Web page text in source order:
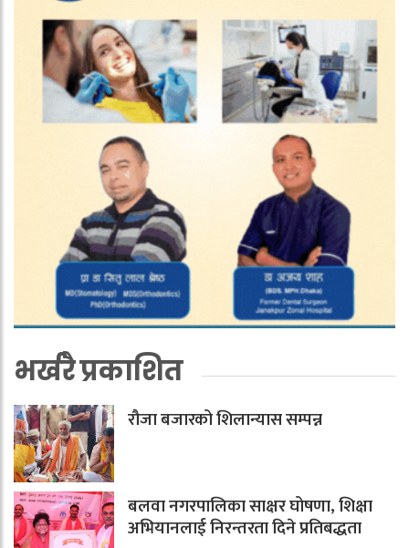
भर्खरै प्रकाशित
रौजा बजारको शिलान्यास सम्पन्न
बलवा नगरपालिका साक्षर घोषणा, शिक्षा
अभियानलाई निरन्तरता दिने प्रतिबद्धता